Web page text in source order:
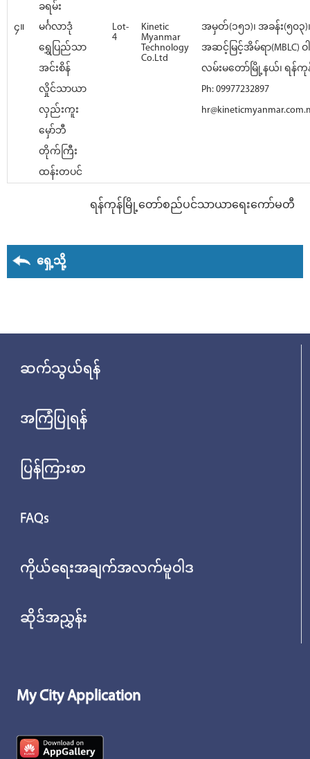
ခရမ်း
၄။
မင်္ဂလာဒုံ
ရွှေပြည်သာ
အင်းစိန်
လှိုင်သာယာ
လှည်းကူး
မှော်ဘီ
တိုက်ကြီး
ထန်းတပင်
Lot-
4
Kinetic
Myanmar
Technology
Co.Ltd
အမှတ်(၁၅၁)၊ အခန်း(၅၀
အဆင့်မြင့်အိမ်ရာ(MBLC) ဝ
လမ်းမတော်မြို့နယ်၊ ရန်ကု
Ph: 09977232897
ရန်ကုန်မြို့တော်စည်ပင်သာယာရေးကော်မတီ
ရှေ့သို့
ဆက်သွယ်ရန်
အကြံပြုရန်
ပြန်ကြားစာ
FAQs
ကိုယ်ရေးအချက်အလက်မူဝါဒ
ဆိုဒ်အညွှန်း
My City Application